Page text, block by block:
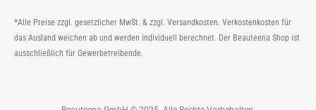
*Alle Preise zzgl. gesetzlicher MwSt. & zzgl. Versandkosten. Verkostenkosten für
das Ausland weichen ab und werden individuell berechnet. Der Beauteena Shop ist
ausschließlich für Gewerbetreibende.